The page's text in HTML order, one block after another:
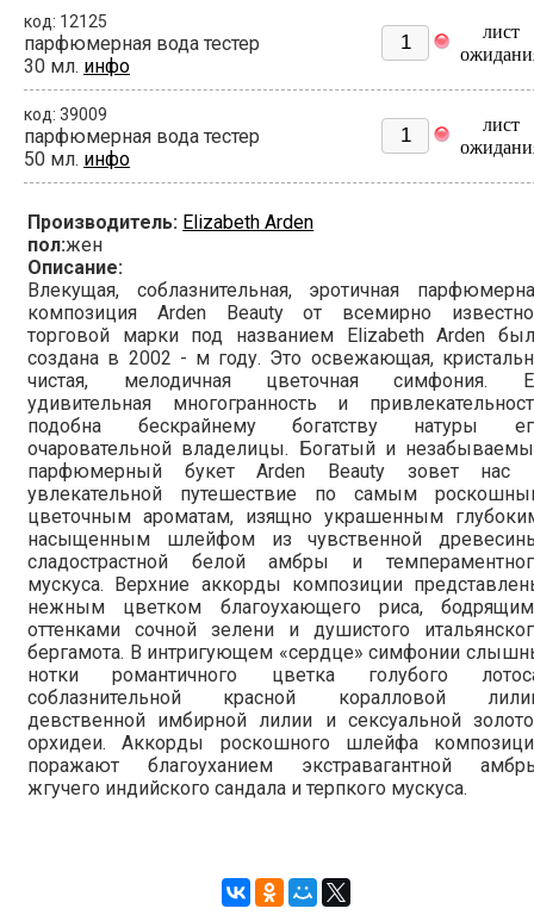
код: 12125
парфюмерная вода тестер
30 мл. инфо
лист
код: 39009
парфюмерная вода тестер
50 мл. инфо
лист
Производитель: Elizabeth Arden
пол:жен
Описание:
Влекущая, соблазнительная, эротичная
композиция Arden Beauty от всемирно
торговой марки под названием Elizabeth Arden
создана в 2002 - м году. Это освежающая,
чистая, мелодичная цветочная симфония.
удивительная многогранность и
подобна бескрайнему богатству натуры
очаровательной владелицы. Богатый и
парфюмерный букет Arden Beauty зовет нас
увлекательной путешествие по самым
цветочным ароматам, изящно украшенным
насыщенным шлейфом из чувственной
сладострастной белой амбры и
мускуса. Верхние аккорды композиции
нежным цветком благоухающего риса,
оттенками сочной зелени и душистого
бергамота. В интригующем «сердце» симфонии
нотки романтичного цветка голубого
соблазнительной красной коралловой
девственной имбирной лилии и сексуальной
орхидеи. Аккорды роскошного шлейфа
поражают благоуханием экстравагантной
жгучего индийского сандала и терпкого мускуса.